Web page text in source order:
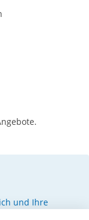
und Ihre